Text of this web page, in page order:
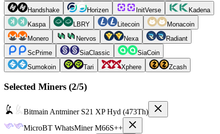
Handshake
Horizen InitVerse
Kadena
Kaspa
LBRY Litecoin
Monacoin
Monero
Nervos Nexa
Radiant
ScPrime
SiaClassic
SiaCoin
Sumokoin
Tari Xphere Zcash
Selected Miners (2/5)
Bitmain Antminer S21 XP Hyd (473Th)
MicroBT WhatsMiner M66S++